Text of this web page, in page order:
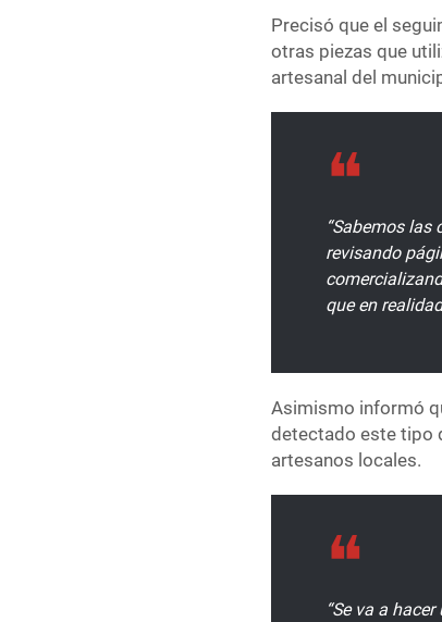
Precisó que el
otras piezas que
artesanal del
“Sabemos las
revisando
que en
Asimismo informó
detectado este tipo
artesanos locales.
“Se va a